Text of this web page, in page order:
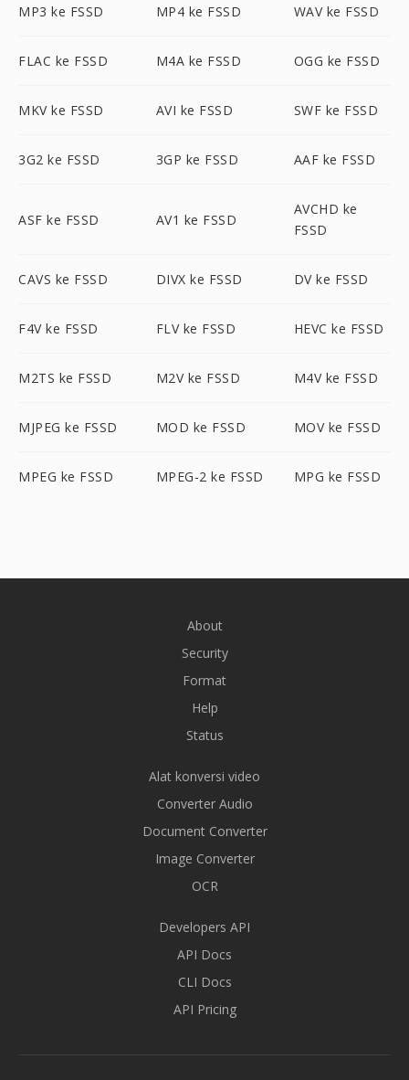
MP3 ke FSSD MP4 ke FSSD WAV ke FSSD
FLAC ke FSSD M4A ke FSSD OGG ke FSSD
MKV ke FSSD AVI ke FSSD SWF ke FSSD
3G2 ke FSSD 3GP ke FSSD AAF ke FSSD
ASF ke FSSD AV1 ke FSSD
AVCHD ke
FSSD
CAVS ke FSSD DIVX ke FSSD DV ke FSSD
F4V ke FSSD FLV ke FSSD HEVC ke FSSD
M2TS ke FSSD M2V ke FSSD M4V ke FSSD
MJPEG ke FSSD MOD ke FSSD MOV ke FSSD
MPEG ke FSSD MPEG-2 ke FSSD MPG ke FSSD
About
Security
Format
Help
Status
Alat konversi video
Converter Audio
Document Converter
Image Converter
OCR
Developers API
API Docs
CLI Docs
API Pricing